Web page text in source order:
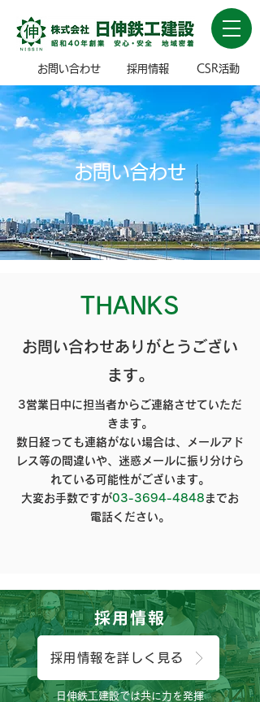
お問い合わせ 採用情報 CSR活動
お問い合わせ
THANKS
お問い合わせありがとうござい
ます。
3営業日中に担当者からご連絡させていただ
きます。
数日経っても連絡がない場合は、メールアド
レス等の間違いや、迷惑メールに振り分けら
れている可能性がございます。
大変お手数ですが03-3694-4848 までお
電話ください。
採用情報
採用情報を詳しく見る
日伸鉄工建設では共に力を発揮